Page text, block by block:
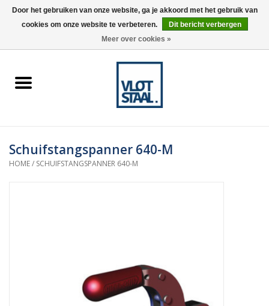
0 Artikelen - €0,00
spanners
Schuifstangspanner 640-M
HOME/ SCHUIFSTANGSPANNER 640-M
Door het gebruiken van onze website, ga je akkoord met het gebruik van
cookies om onze website te verbeteren.
Dit bericht verbergen
Meer over cookies »